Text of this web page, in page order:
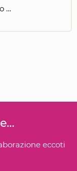
…
eccoti